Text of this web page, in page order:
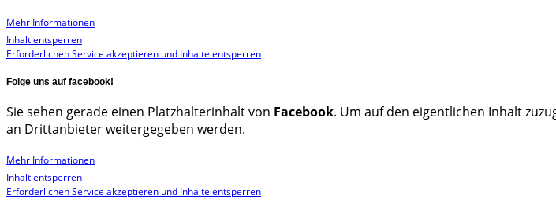
Mehr Informationen
Inhalt entsperren
Erforderlichen Service akzeptieren und Inhalte entsperren
Folge uns auf facebook!
Sie sehen gerade einen Platzhalterinhalt von Facebook. Um auf den eigentlichen Inhalt
an Drittanbieter weitergegeben werden.
Mehr Informationen
Inhalt entsperren
Erforderlichen Service akzeptieren und Inhalte entsperren